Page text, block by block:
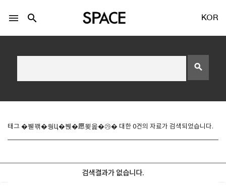
Twitter 로그인
menu search KOR
search
태그 �붿꽦�쒕Ц�붽�愿묒옱�㉮� 대한 0건의 자료가 검색되었습니다.
검색결과가 없습니다.